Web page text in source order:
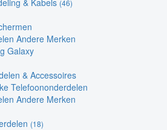
(46)
Andere Merken
Galaxy
& Accessoires
Telefoononderdelen
Andere Merken
(18)